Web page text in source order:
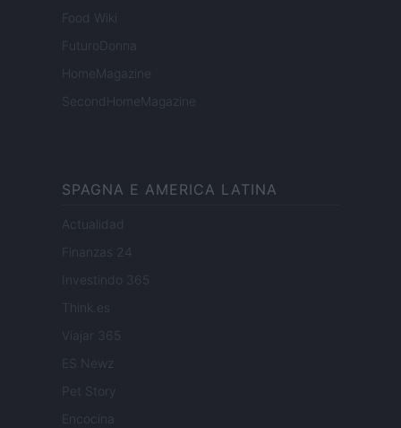
Food Wiki
FuturoDonna
HomeMagazine
SecondHomeMagazine
SPAGNA E AMERICA LATINA
Actualidad
Finanzas 24
Investindo 365
Think.es
Viajar 365
ES Newz
Pet Story
Encocina